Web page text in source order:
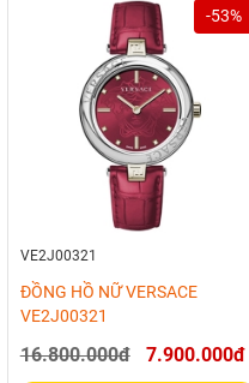
-53%
VE2J00321
ĐỒNG HỒ NỮ VERSACE
VE2J00321
16.800.000đ 7.900.000đ